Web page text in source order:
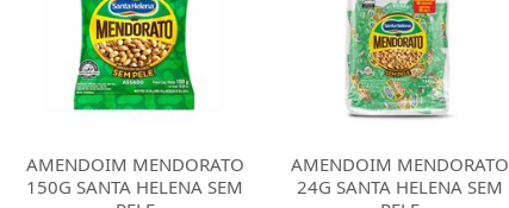
AMENDOIM MENDORATO
150G SANTA HELENA SEM
AMENDOIM MENDORATO
24G SANTA HELENA SEM